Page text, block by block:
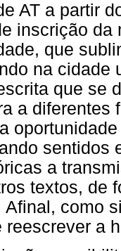
AT a partir
inscrição da
que
na cidade
que se
a diferentes
sentidos
a
textos, de
Afinal, como
reescrever a